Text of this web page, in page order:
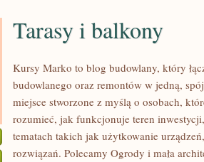
TARASY
Tarasy i balkony
Kursy Marko to blog budowlany, który
budowlanego oraz remontów w jedną,
miejsce stworzone z myślą o osobach,
rozumieć, jak funkcjonuje teren
tematach takich jak użytkowanie
rozwiązań. Polecamy Ogrody i mała